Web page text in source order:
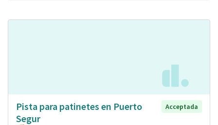
Pista para patinetes en Puerto
Segur
Acceptada